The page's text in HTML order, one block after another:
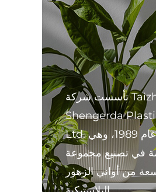
تأسست شركة Taizhou
Shengerda
Ltd. في عام 1989، وهي
في تصنيع مجموعة
من أواني الزهور